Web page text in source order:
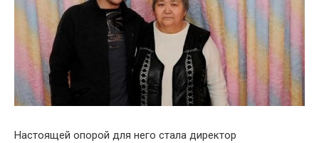
Настоящей опорой для него стала директор